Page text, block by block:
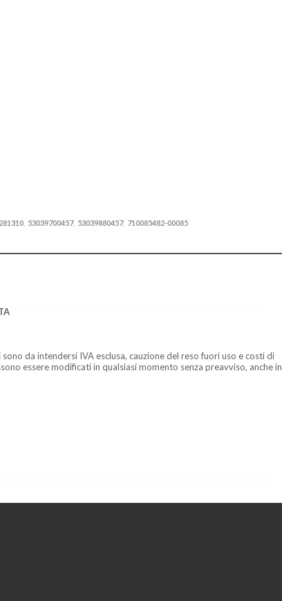
53039700457, 53039880457, 710085482-00085
da intendersi IVA esclusa, cauzione del reso fuori uso e costi di
essere modificati in qualsiasi momento senza preavviso, anche in